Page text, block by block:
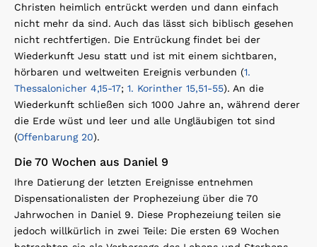
Christen heimlich entrückt werden und dann einfach
nicht mehr da sind. Auch das lässt sich biblisch gesehen
nicht rechtfertigen. Die Entrückung findet bei der
Wiederkunft Jesu statt und ist mit einem sichtbaren,
hörbaren und weltweiten Ereignis verbunden (1.
Thessalonicher 4,15-17; 1. Korinther 15,51-55). An die
Wiederkunft schließen sich 1000 Jahre an, während derer
die Erde wüst und leer und alle Ungläubigen tot sind
(Offenbarung 20).
Die 70 Wochen aus Daniel 9
Ihre Datierung der letzten Ereignisse entnehmen
Dispensationalisten der Prophezeiung über die 70
Jahrwochen in Daniel 9. Diese Prophezeiung teilen sie
jedoch willkürlich in zwei Teile: Die ersten 69 Wochen